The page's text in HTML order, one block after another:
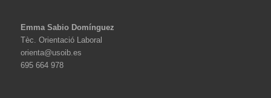
Emma Sabio Domínguez
Tèc. Orientació Laboral
orienta@usoib.es
695 664 978